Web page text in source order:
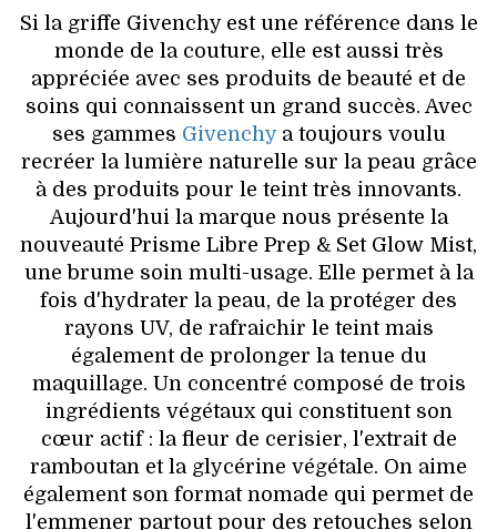
Si la griffe Givenchy est une référence dans le
monde de la couture, elle est aussi très
appréciée avec ses produits de beauté et de
soins qui connaissent un grand succès. Avec
ses gammes Givenchya toujours voulu
recréer la lumière naturelle sur la peau grâce
à des produits pour le teint très innovants.
Aujourd'hui la marque nous présente la
nouveauté Prisme Libre Prep & Set Glow Mist,
une brume soin multi-usage. Elle permet à la
fois d'hydrater la peau, de la protéger des
rayons UV, de rafraichir le teint mais
également de prolonger la tenue du
maquillage. Un concentré composé de trois
ingrédients végétaux qui constituent son
cœur actif : la fleur de cerisier, l'extrait de
ramboutan et la glycérine végétale. On aime
également son format nomade qui permet de
l'emmener partout pour des retouches selon